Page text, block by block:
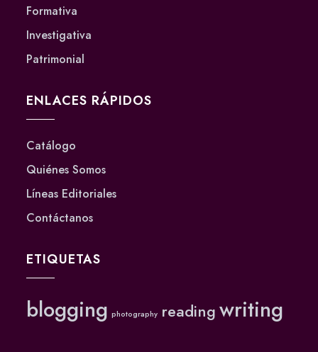
Formativa
Investigativa
Patrimonial
ENLACES RÁPIDOS
Catálogo
Quiénes Somos
Líneas Editoriales
Contáctanos
ETIQUETAS
blogging photography reading writing